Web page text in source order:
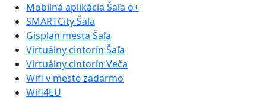
Mobilná aplikácia Šaľa o+
SMARTCity Šaľa
Gisplan mesta Šaľa
Virtuálny cintorín Šaľa
Virtuálny cintorín Veča
Wifi v meste zadarmo
Wifi4EU